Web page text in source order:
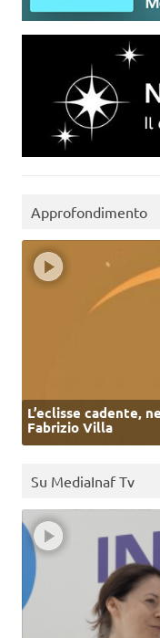
Approfondimento
L’eclisse cadente,
Fabrizio Villa
Su MediaInaf Tv